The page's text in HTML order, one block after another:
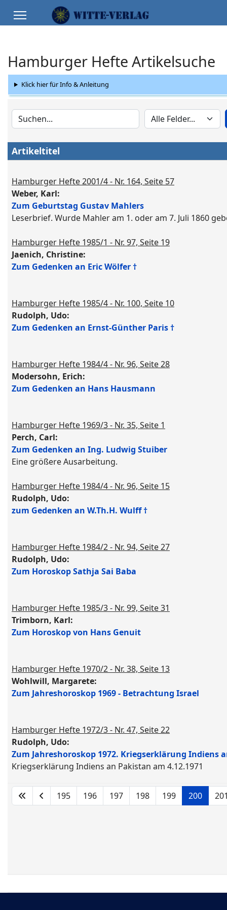
Hamburger Hefte Artikelsuche
Klick hier für Info & Anleitung
Artikeltitel
Hamburger Hefte 2001/4 - Nr. 164, Seite 57
Weber, Karl:
Zum Geburtstag Gustav Mahlers
Leserbrief. Wurde Mahler am 1. oder am 7. Juli 1860
Hamburger Hefte 1985/1 - Nr. 97, Seite 19
Jaenich, Christine:
Zum Gedenken an Eric Wölfer †
Hamburger Hefte 1985/4 - Nr. 100, Seite 10
Rudolph, Udo:
Zum Gedenken an Ernst-Günther Paris †
Hamburger Hefte 1984/4 - Nr. 96, Seite 28
Modersohn, Erich:
Zum Gedenken an Hans Hausmann
Hamburger Hefte 1969/3 - Nr. 35, Seite 1
Perch, Carl:
Zum Gedenken an Ing. Ludwig Stuiber
Eine größere Ausarbeitung.
Hamburger Hefte 1984/4 - Nr. 96, Seite 15
Rudolph, Udo:
zum Gedenken an W.Th.H. Wulff †
Hamburger Hefte 1984/2 - Nr. 94, Seite 27
Rudolph, Udo:
Zum Horoskop Sathja Sai Baba
Hamburger Hefte 1985/3 - Nr. 99, Seite 31
Trimborn, Karl:
Zum Horoskop von Hans Genuit
Hamburger Hefte 1970/2 - Nr. 38, Seite 13
Wohlwill, Margarete:
Zum Jahreshoroskop 1969 - Betrachtung Israel
Hamburger Hefte 1972/3 - Nr. 47, Seite 22
Rudolph, Udo:
Zum Jahreshoroskop 1972. Kriegserklärung Indiens
Kriegserklärung Indiens an Pakistan am 4.12.1971
195 196 197 198 199 200